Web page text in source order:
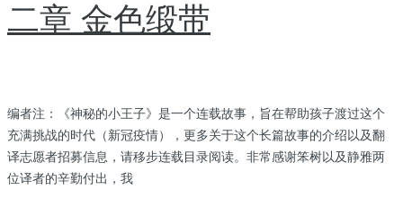
二章 金色缎带
编者注：《神秘的小王子》是一个连载故事，旨在帮助孩子渡过这个
充满挑战的时代（新冠疫情），更多关于这个长篇故事的介绍以及翻
译志愿者招募信息，请移步连载目录阅读。非常感谢笨树以及静雅两
位译者的辛勤付出，我